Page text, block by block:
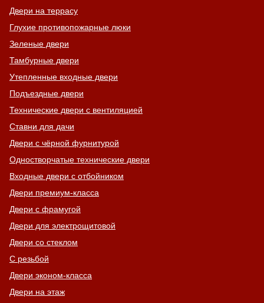
Двери на террасу
Глухие противопожарные люки
Зеленые двери
Тамбурные двери
Утепленные входные двери
Подъездные двери
Технические двери с вентиляцией
Ставни для дачи
Двери с чёрной фурнитурой
Одностворчатые технические двери
Входные двери с отбойником
Двери премиум-класса
Двери с фрамугой
Двери для электрощитовой
Двери со стеклом
С резьбой
Двери эконом-класса
Двери на этаж